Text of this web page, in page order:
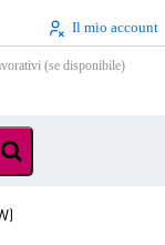
Il mio account
(se disponibile)